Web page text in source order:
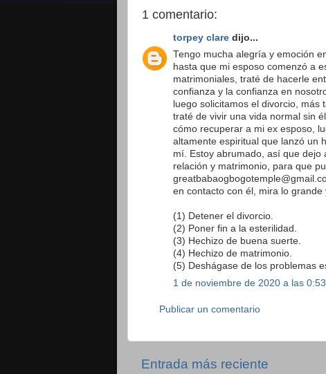
1 comentario:
torpey clare dijo...
Tengo mucha alegría y emoción
hasta que mi esposo comenzó a
matrimoniales, traté de hacerle
confianza y la confianza en
luego solicitamos el divorcio,
traté de vivir una vida normal sin
cómo recuperar a mi ex esposo,
altamente espiritual que lanzó un
mí. Estoy abrumado, así que
relación y matrimonio, para que
en contacto con él, mira lo
(1) Detener el divorcio.
(2) Poner fin a la esterilidad.
(3) Hechizo de buena suerte.
(4) Hechizo de matrimonio.
(5) Deshágase de los problemas
1 de noviembre de 2020 a las 0:53
Publicar un comentario
Entrada más reciente